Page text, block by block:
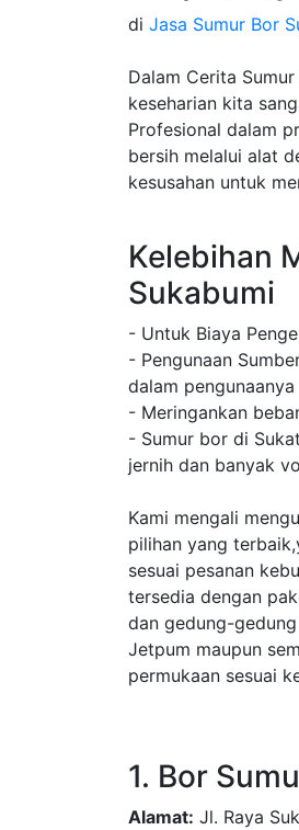
di Jasa Sumur Bor
Dalam Cerita
keseharian kita
Profesional dalam
bersih melalui alat
kesusahan untuk
Kelebihan
Sukabumi
- Untuk Biaya
- Pengunaan
dalam pengunaanya
- Meringankan
- Sumur bor di
jernih dan banyak
Kami mengali
pilihan yang
sesuai pesanan
tersedia dengan
dan gedung-
Jetpum maupun
permukaan sesuai
1. Bor
Alamat: Jl. Raya